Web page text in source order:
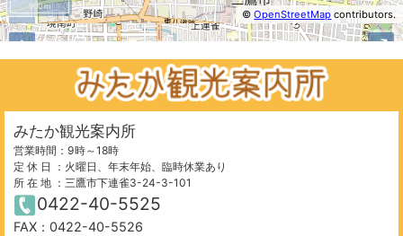
−
©OpenStreetMap contributors.
500 m
+
500 m
⤢
みたか観光案内所
営業時間：9時～18時
定 休 日 ：火曜日、年末年始、臨時休業あり
所 在 地 ：三鷹市下連雀3-24-3-101
0422-40-5525
FAX：0422-40-5526